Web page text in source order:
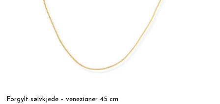
Forgylt sølvkjede – venezianer 45 cm